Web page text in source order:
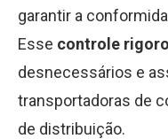
garantir a
Esse controle
desnecessários e
transportadoras de
de distribuição.